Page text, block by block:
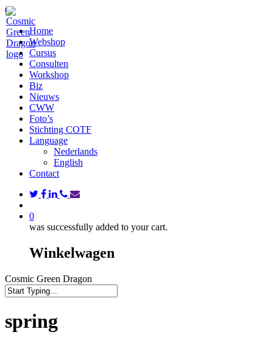
Skip
to
main
content
search
0
Menu
Home
Webshop
Cursus
Consulten
Workshop
Biz
Nieuws
CWW
Foto’s
Stichting COTF
Language
Nederlands
English
Contact
twitterfacebook
linkedin
phone
email
0
was successfully added to your cart.
Winkelwagen
Cosmic Green Dragon
spring